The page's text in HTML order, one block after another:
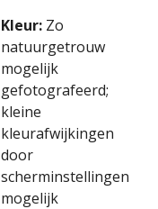
Kleur: Zo
natuurgetrouw
mogelijk
gefotografeerd;
kleine
kleurafwijkingen
door
scherminstellingen
mogelijk